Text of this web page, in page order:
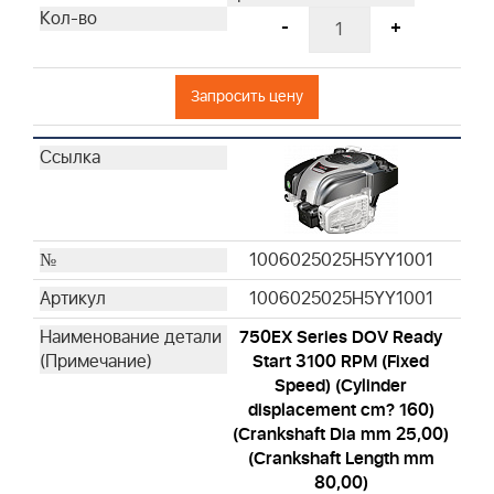
- +
Запросить цену
1006025025H5YY1001
1006025025H5YY1001
750EX Series DOV Ready
Start 3100 RPM (Fixed
Speed) (Cylinder
displacement cm? 160)
(Crankshaft Dia mm 25,00)
(Crankshaft Length mm
80,00)